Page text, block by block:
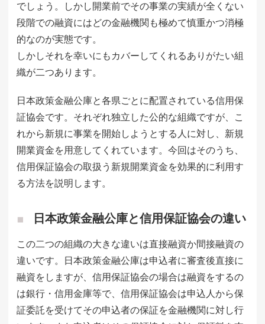
でしょう。しかし開業前でその事業の実績が全くない
段階での融資にはどの金融機関も極めて慎重かつ消極
的なのが実態です。
しかしそれを幸いにもカバーしてくれるありがたい組
織が二つあります。
日本政策金融公庫と各県ごとに配置されている信用保
証協会です。それぞれ独立した公的な組織ですが、こ
れから新規に事業を開始しようとする人に対し、新規
開業資金を用意してくれています。今回はそのうち、
信用保証協会の取扱う新規開業資金を効果的に利用す
る方法を説明します。
日本政策金融公庫と信用保証協会の違い
この二つの組織の大きな違いは直接融資か間接融資の
違いです。日本政策金融公庫は申込者に審査後直接に
融資をしますが、信用保証協会の場合は融資をするの
は銀行・信用金庫等で、信用保証協会は申込人から保
証委託を受けてその申込者の保証を金融機関に対し行